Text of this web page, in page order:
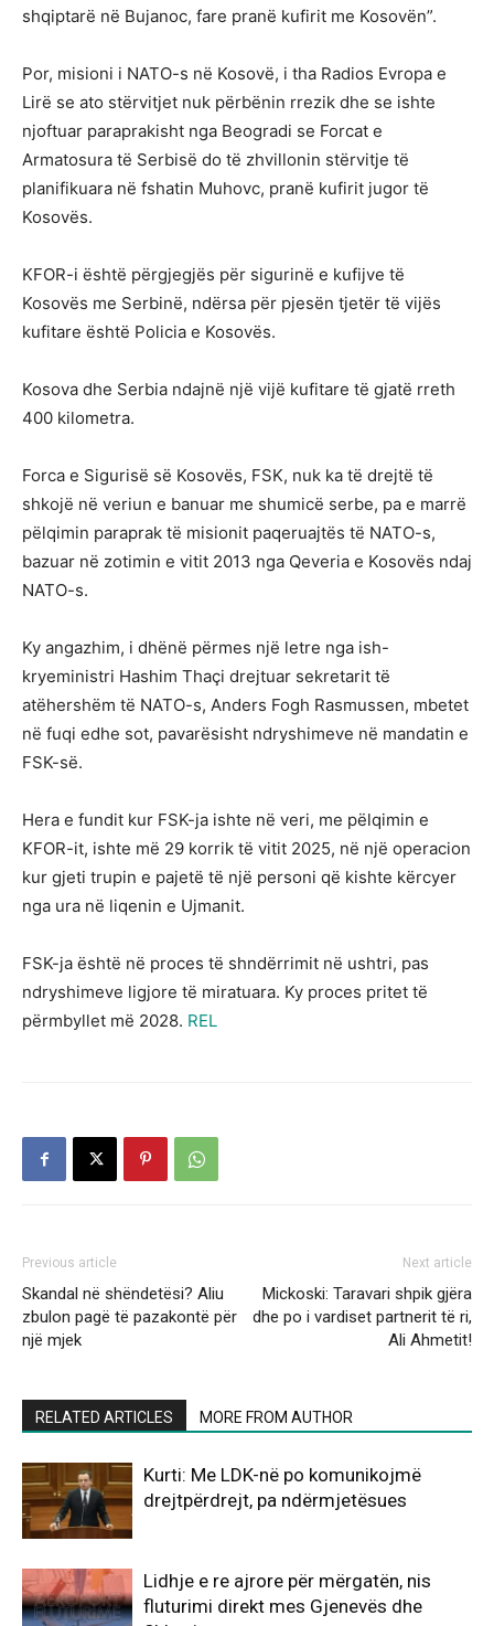
shqiptarë në Bujanoc, fare pranë kufirit me Kosovën”.
Por, misioni i NATO-s në Kosovë, i tha Radios Evropa e
Lirë se ato stërvitjet nuk përbënin rrezik dhe se ishte
njoftuar paraprakisht nga Beogradi se Forcat e
Armatosura të Serbisë do të zhvillonin stërvitje të
planifikuara në fshatin Muhovc, pranë kufirit jugor të
Kosovës.
KFOR-i është përgjegjës për sigurinë e kufijve të
Kosovës me Serbinë, ndërsa për pjesën tjetër të vijës
kufitare është Policia e Kosovës.
Kosova dhe Serbia ndajnë një vijë kufitare të gjatë rreth
400 kilometra.
Forca e Sigurisë së Kosovës, FSK, nuk ka të drejtë të
shkojë në veriun e banuar me shumicë serbe, pa e marrë
pëlqimin paraprak të misionit paqeruajtës të NATO-s,
bazuar në zotimin e vitit 2013 nga Qeveria e Kosovës ndaj
NATO-s.
Ky angazhim, i dhënë përmes një letre nga ish-
kryeministri Hashim Thaçi drejtuar sekretarit të
atëhershëm të NATO-s, Anders Fogh Rasmussen, mbetet
në fuqi edhe sot, pavarësisht ndryshimeve në mandatin e
FSK-së.
Hera e fundit kur FSK-ja ishte në veri, me pëlqimin e
KFOR-it, ishte më 29 korrik të vitit 2025, në një operacion
kur gjeti trupin e pajetë të një personi që kishte kërcyer
nga ura në liqenin e Ujmanit.
FSK-ja është në proces të shndërrimit në ushtri, pas
ndryshimeve ligjore të miratuara. Ky proces pritet të
përmbyllet më 2028. REL
Previous article
Skandal në shëndetësi? Aliu
zbulon pagë të pazakontë për
një mjek
Next article
Mickoski: Taravari shpik gjëra
dhe po i vardiset partnerit të ri,
Ali Ahmetit!
RELATED ARTICLES MORE FROM AUTHOR
Kurti: Me LDK-në po komunikojmë
drejtpërdrejt, pa ndërmjetësues
Lidhje e re ajrore për mërgatën, nis
fluturimi direkt mes Gjenevës dhe